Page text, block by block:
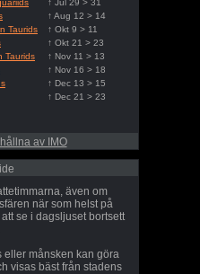
↑ Jul 29 > 31
↑ Aug 12 > 14
Taurids
↑ Okt 9 > 11
↑ Okt 21 > 23
Taurids
↑ Nov 11 > 13
↑ Nov 16 > 18
↑ Dec 13 > 15
↑ Dec 21 > 23
av IMO
även om
när som helst på
se i dagsljuset bortsett
månsken kan göra
visas bäst från stadens